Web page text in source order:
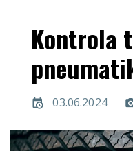
Kontrola
03.06.2024